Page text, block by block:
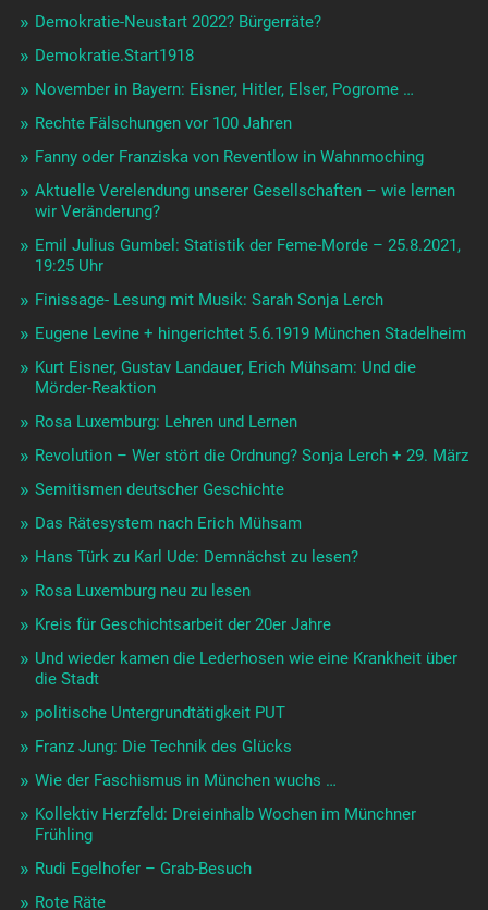
Demokratie-Neustart 2022? Bürgerräte?
Demokratie.Start1918
November in Bayern: Eisner, Hitler, Elser, Pogrome …
Rechte Fälschungen vor 100 Jahren
Fanny oder Franziska von Reventlow in Wahnmoching
Aktuelle Verelendung unserer Gesellschaften – wie lernen
wir Veränderung?
Emil Julius Gumbel: Statistik der Feme-Morde – 25.8.2021,
19:25 Uhr
Finissage- Lesung mit Musik: Sarah Sonja Lerch
Eugene Levine + hingerichtet 5.6.1919 München Stadelheim
Kurt Eisner, Gustav Landauer, Erich Mühsam: Und die
Mörder-Reaktion
Rosa Luxemburg: Lehren und Lernen
Revolution – Wer stört die Ordnung? Sonja Lerch + 29. März
Semitismen deutscher Geschichte
Das Rätesystem nach Erich Mühsam
Hans Türk zu Karl Ude: Demnächst zu lesen?
Rosa Luxemburg neu zu lesen
Kreis für Geschichtsarbeit der 20er Jahre
Und wieder kamen die Lederhosen wie eine Krankheit über
die Stadt
politische Untergrundtätigkeit PUT
Franz Jung: Die Technik des Glücks
Wie der Faschismus in München wuchs …
Kollektiv Herzfeld: Dreieinhalb Wochen im Münchner
Frühling
Rudi Egelhofer – Grab-Besuch
Rote Räte